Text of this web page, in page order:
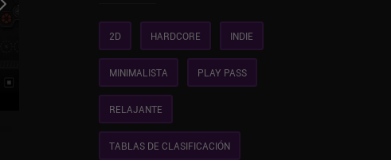
2D HARDCORE INDIE
MINIMALISTA PLAY PASS
RELAJANTE
TABLAS DE CLASIFICACIÓN